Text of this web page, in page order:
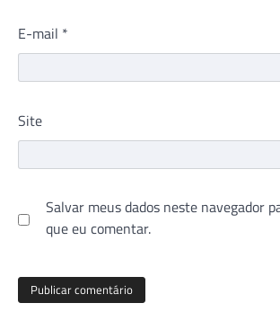
E-mail *
Site
Salvar meus dados neste navegador
que eu comentar.